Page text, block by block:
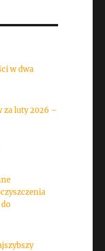
w dwa
za luty 2026 –